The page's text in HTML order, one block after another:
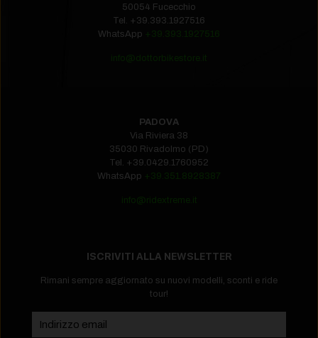
50054 Fucecchio
Tel. +39.393.1927516‬
WhatsApp +39.393.1927516
info@dottorbikestore.it
PADOVA
Via Riviera 38
35030 Rivadolmo (PD)
Tel. +39.0429.1760952‬
WhatsApp +39.351.8928387
info@ridextreme.it
ISCRIVITI ALLA NEWSLETTER
Rimani sempre aggiornato su nuovi modelli, sconti e ride
tour!